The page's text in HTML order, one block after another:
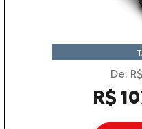
De:
R$